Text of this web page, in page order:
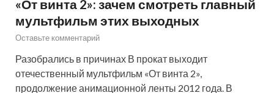
«От винта 2»: зачем смотреть главный
мультфильм этих выходных
Оставьте комментарий
Разобрались в причинах В прокат выходит
отечественный мультфильм «От винта 2»,
продолжение анимационной ленты 2012 года. В